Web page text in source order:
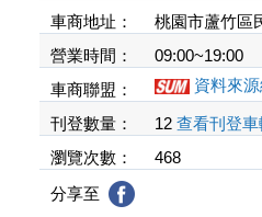
車商地址：
桃園市蘆竹區
營業時間：
09:00~19:00
車商聯盟：
資料來
刊登數量： 12 查看刊登車
瀏覽次數：
468
分享至